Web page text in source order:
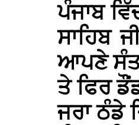
ਪੰਜਾਬ
ਸਾਹਿਬ
ਆਪਣੇ
ਤੇ ਫਿਰ
ਜਰਾ ਠੰਡੇ